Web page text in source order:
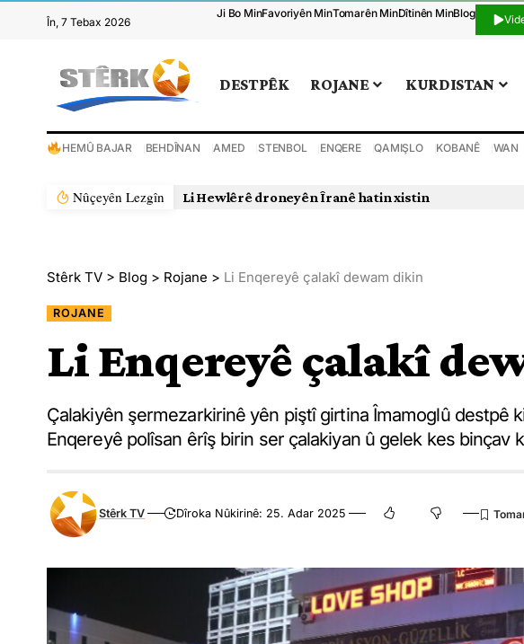
În, 7 Tebax 2026
Ji Bo MinFavoriyên MinTomarên MinDîtinên MinBlog
DESTPÊK ROJANE KURDISTAN
HEMÛ BAJAR BEHDÎNAN AMED STENBOL ENQERE QAMIŞLO KOBANÊ WAN
Nûçeyên Lezgîn Li Hewlêrê droneyên Îranê hatin xistin
Stêrk TV > Blog > Rojane > Li Enqereyê çalakî dewam dikin
ROJANE
Li Enqereyê çalakî
Çalakiyên şermezarkirinê yên piştî girtina Îmamoglû destpê
Enqereyê polîsan êrîş birin ser çalakiyan û gelek kes binçav
Stêrk TV Dîroka Nûkirinê: 25. Adar 2025